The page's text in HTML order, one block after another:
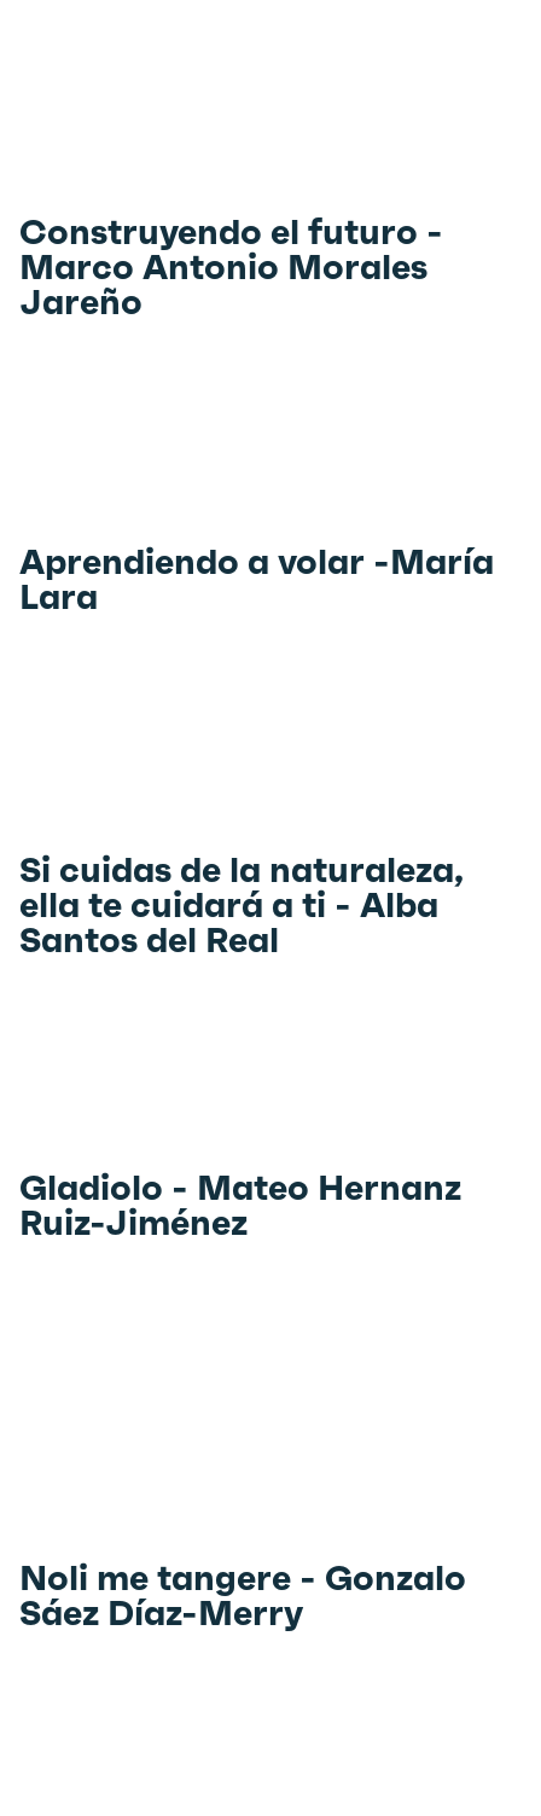
Construyendo el futuro -
Marco Antonio Morales
Jareño
Aprendiendo a volar -María
Lara
Si cuidas de la naturaleza,
ella te cuidará a ti - Alba
Santos del Real
Gladiolo - Mateo Hernanz
Ruiz-Jiménez
Noli me tangere - Gonzalo
Sáez Díaz-Merry